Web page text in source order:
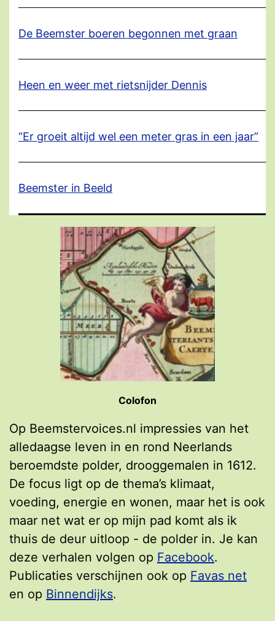
De Beemster boeren begonnen met graan
Heen en weer met rietsnijder Dennis
“Er groeit altijd wel een meter gras in een jaar”
Beemster in Beeld
Colofon
Op Beemstervoices.nl impressies van het
alledaagse leven in en rond Neerlands
beroemdste polder, drooggemalen in 1612.
De focus ligt op de thema’s klimaat,
voeding, energie en wonen, maar het is ook
maar net wat er op mijn pad komt als ik
thuis de deur uitloop - de polder in. Je kan
deze verhalen volgen op Facebook.
Publicaties verschijnen ook op Favas net
en op Binnendijks.